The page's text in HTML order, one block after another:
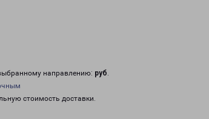
направлению: руб.
стоимость доставки.